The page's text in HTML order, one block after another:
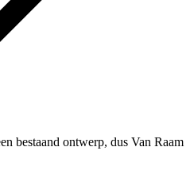
bestaand ontwerp, dus Van Raam